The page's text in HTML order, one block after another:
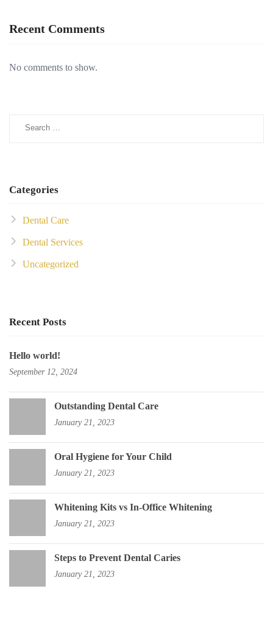
Recent Comments
No comments to show.
Categories
Dental Care
Dental Services
Uncategorized
Recent Posts
Hello world!
September 12, 2024
Outstanding Dental Care
January 21, 2023
Oral Hygiene for Your Child
January 21, 2023
Whitening Kits vs In-Office Whitening
January 21, 2023
Steps to Prevent Dental Caries
January 21, 2023